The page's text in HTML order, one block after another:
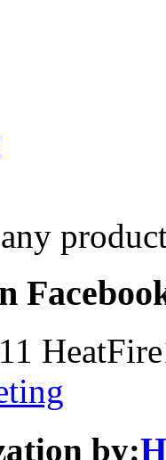
by: